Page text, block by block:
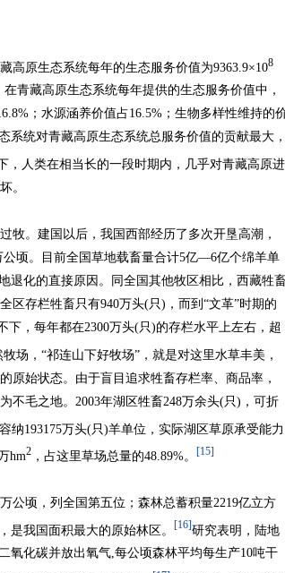
高原生态系统每年的生态服务价值为9363.9×108
青藏高原生态系统每年提供的生态服务价值中，
；水源涵养价值占16.5%；生物多样性维持的
系统对青藏高原生态系统总服务价值的贡献最大
，人类在相当长的一段时期内，几乎对青藏高原进
。
牧。建国以后，我国西部经历了多次开垦高潮，
顷。目前全国草地载畜量合计5亿—6亿个绵羊单
退化的直接原因。同全国其他牧区相比，西藏牲
区存栏牲畜只有940万头(只)，而到“文革”时期的
下，每年都在2300万头(只)的存栏水平上左右，超
场，“祁连山下好牧场”，就是对这里水草丰美，
原始状态。由于盲目追求牲畜存栏率、商品率，
不毛之地。2003年湖区牲畜248万余头(只)，可折
纳193175万头(只)羊单位，实际湖区草原承受能力
hm2，占这里草场总量的48.89%。 [15]
公顷，列全国第五位；森林总蓄积量2219亿立方
是我国面积最大的原始林区。 [16] 研究表明，陆地
氧化碳并放出氧气,每公顷森林平均每生产10吨干